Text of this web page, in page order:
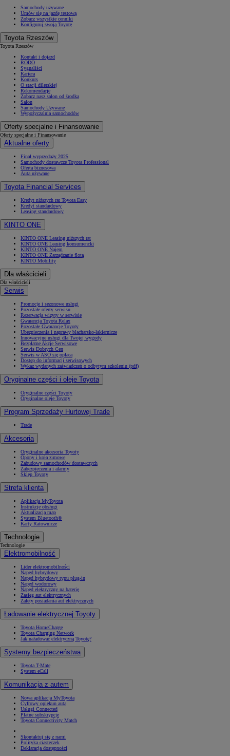
Samochody używane
Umów się na jazdę testową
Zobacz wszystkie cenniki
Konfiguruj swoją Toyotę
Toyota Rzeszów
Toyota Rzeszów
Kontakt i dojazd
RODO
Sygnaliści
Kariera
Konkurs
O stacji dilerskiej
Rekomendacje
Zobacz nasz salon od środka
Salon
Samochody Używane
Wypożyczalnia samochodów
Oferty specjalne i Finansowanie
Oferty specjalne i Finansowanie
Aktualne oferty
Finał wyprzedaży 2025
Samochody dostawcze Toyota Professional
Oferta biznesowa
Auta używane
Toyota Financial Services
Kredyt niższych rat Toyota Easy
Kredyt standardowy
Leasing standardowy
KINTO ONE
KINTO ONE Leasing niższych rat
KINTO ONE Leasing konsumencki
KINTO ONE Najem
KINTO ONE Zarządzanie flotą
KINTO Mobility
Dla właścicieli
Dla właścicieli
Serwis
Promocje i sezonowe usługi
Pozostałe oferty serwisu
Rezerwacja wizyty w serwisie
Gwarancja Toyota Relax
Pozostałe Gwarancje Toyoty
Ubezpieczenia i naprawy blacharsko-lakiernicze
Innowacyjne usługi dla Twojej wygody
Bezpłatne Akcje Serwisowe
Serwis Dobrych Cen
Serwis w ASO się opłaca
Dostęp do informacji serwisowych
Wykaz wydanych zaświadczeń o odbytym szkoleniu (pdf)
Oryginalne części i oleje Toyota
Oryginalne części Toyoty
Oryginalne oleje Toyoty
Program Sprzedaży Hurtowej Trade
Trade
Akcesoria
Oryginalne akcesoria Toyoty
Opony i koła zimowe
Zabudowy samochodów dostawczych
Zabezpieczenia i alarmy
Sklep Toyoty
Strefa klienta
Aplikacja MyToyota
Instrukcje obsługi
Aktualizacja map
System Bluetooth®
Karty Ratownicze
Technologie
Technologie
Elektromobilność
Lider elektromobilności
Napęd hybrydowy
Napęd hybrydowy typu plug-in
Napęd wodorowy
Napęd elektryczny na baterię
Zasięg aut elektrycznych
Zalety posiadania aut elektrycznych
Ładowanie elektrycznej Toyoty
Toyota HomeCharge
Toyota Charging Network
Jak naładować elektryczną Toyotę?
Systemy bezpieczeństwa
Toyota T-Mate
System eCall
Komunikacja z autem
Nowa aplikacja MyToyota
Cyfrowy opiekun auta
Usługi Connected
Płatne subskrypcje
Toyota Connectivity Match
Skontaktuj się z nami
Polityka ciasteczek
Deklaracja dostępności